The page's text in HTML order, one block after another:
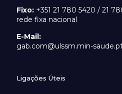
Fixo: +351 21 780 5420 / 21
rede fixa nacional
E-Mail:
gab.com@ulssm.min-
Ligações Úteis